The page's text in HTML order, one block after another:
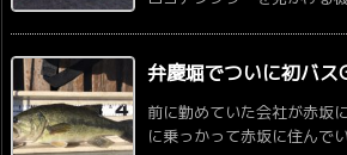
弁慶堀でついに初バス
前に勤めていた会社が赤坂
に乗っかって赤坂に住んで